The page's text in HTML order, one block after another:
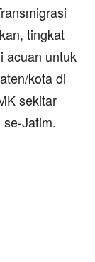
tingkat
acuan untuk
kota di
sekitar
Jatim.